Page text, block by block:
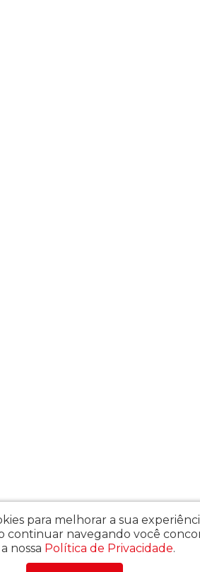
para melhorar a sua
continuar navegando você
nossa Política de Privacidade.